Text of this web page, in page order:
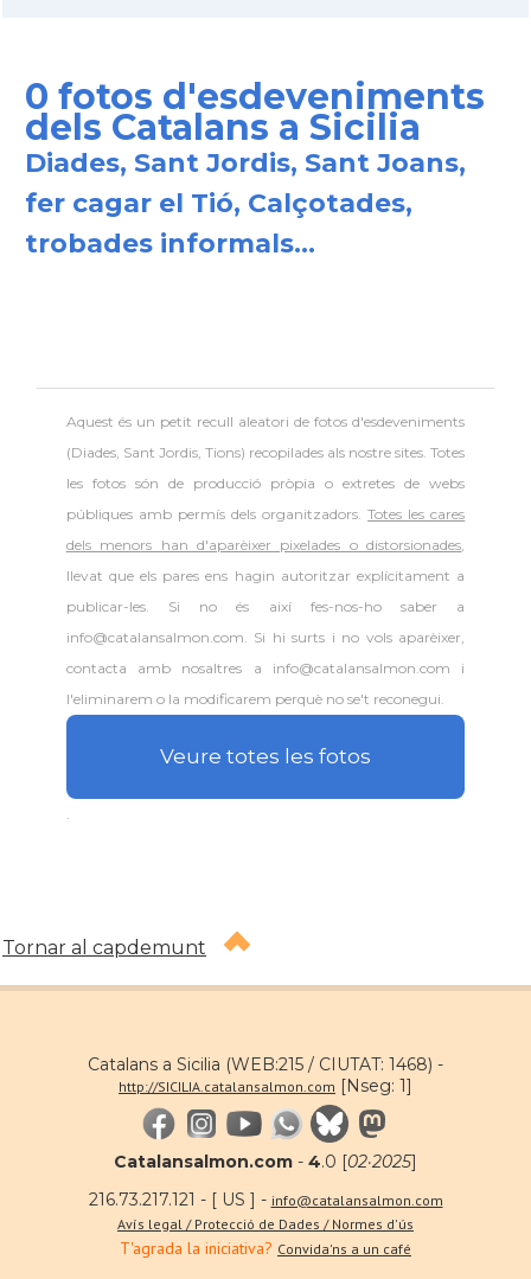
0 fotos d'esdeveniments
dels Catalans a Sicilia
Diades, Sant Jordis, Sant Joans,
fer cagar el Tió, Calçotades,
trobades informals...
Aquest és un petit recull aleatori defotos d'esdeveniments
(Diades, Sant Jordis, Tions) recopilades als nostre sites. Totes
les fotos són de producció pròpia o extretes de webs
públiques amb permís dels organitzadors.Totes les cares
dels menors han d'aparèixer pixelades o distorsionades,
llevat que els pares ens hagin autoritzar explícitament a
publicar-les. Si no és així fes-nos-ho saber a
info@catalansalmon.com. Si hi surts i no vols aparèixer,
contacta amb nosaltres a info@catalansalmon.com i
l'eliminarem o la modificarem perquè no se't reconegui.
Veure totes les fotos
Tornar al capdemunt
Catalans a Sicilia (WEB:215 / CIUTAT: 1468) -
http://SICILIA.catalansalmon.com [Nseg: 1]
Catalansalmon.com - 4.0 [02·2025]
216.73.217.121 - [ US ] - info@catalansalmon.com
Avís legal / Protecció de Dades / Normes d'ús
T'agrada la iniciativa? Convida'ns a un café